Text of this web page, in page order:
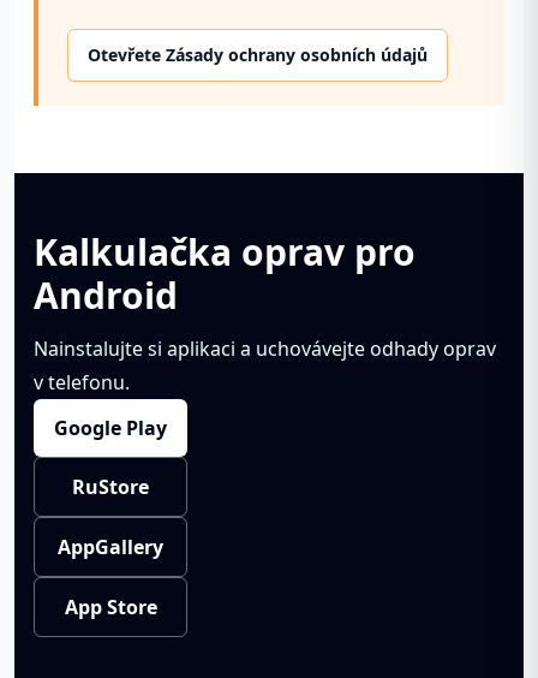
Otevřete Zásady ochrany osobních údajů
Kalkulačka oprav pro
Android
Nainstalujte si aplikaci a uchovávejte odhady oprav
v telefonu.
Google Play
RuStore
AppGallery
App Store